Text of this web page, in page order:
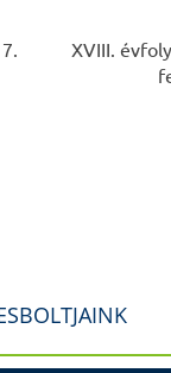
XVIII.